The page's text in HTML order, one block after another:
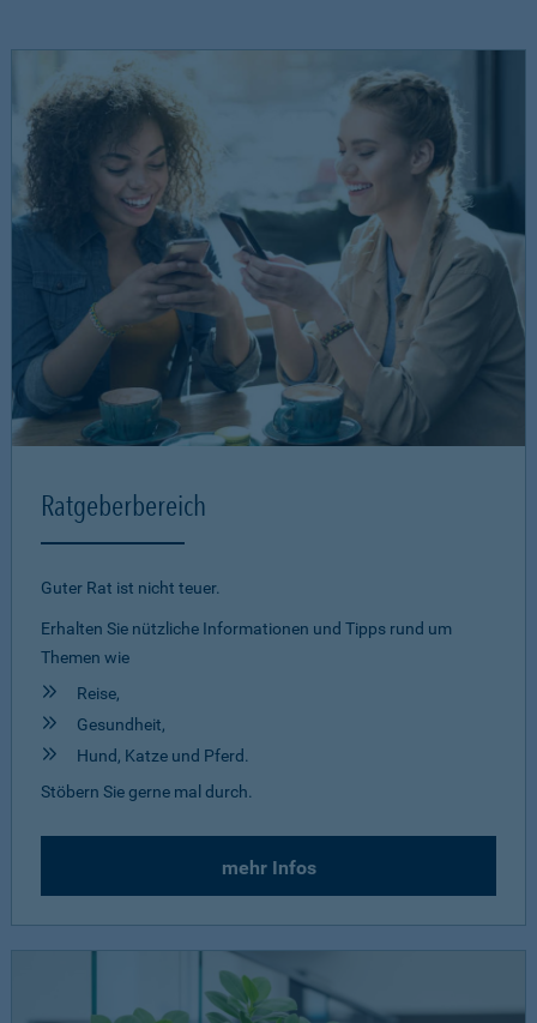
Ratgeberbereich
Guter Rat ist nicht teuer.
Erhalten Sie nützliche Informationen und Tipps rund um
Themen wie
Reise,
Gesundheit,
Hund, Katze und Pferd.
Stöbern Sie gerne mal durch.
mehr Infos